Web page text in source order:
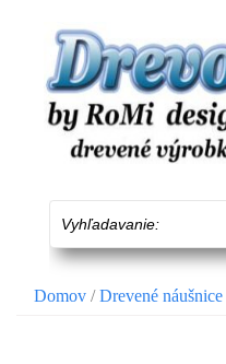
Domov /Drevené náušnice